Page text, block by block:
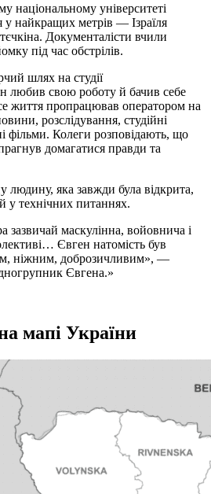
національному університеті
у найкращих метрів — Ізраїля
Документалісти вчили
під час обстрілів.
шлях на студії
любив свою роботу й бачив себе
життя пропрацював оператором на
розслідування, студійні
фільми. Колеги розповідають, що
домагатися правди та
людину, яка завжди була відкрита,
у технічних питаннях.
зазвичай маскулінна, войовнича і
Євген натомість був
ніжним, доброзичливим», —
Євгена.
мапі України